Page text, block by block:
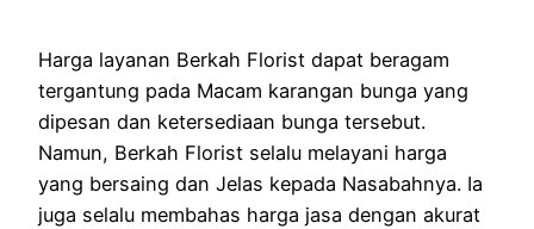
Harga layanan Berkah Florist dapat beragam
tergantung pada Macam karangan bunga yang
dipesan dan ketersediaan bunga tersebut.
Namun, Berkah Florist selalu melayani harga
yang bersaing dan Jelas kepada Nasabahnya. Ia
juga selalu membahas harga jasa dengan akurat